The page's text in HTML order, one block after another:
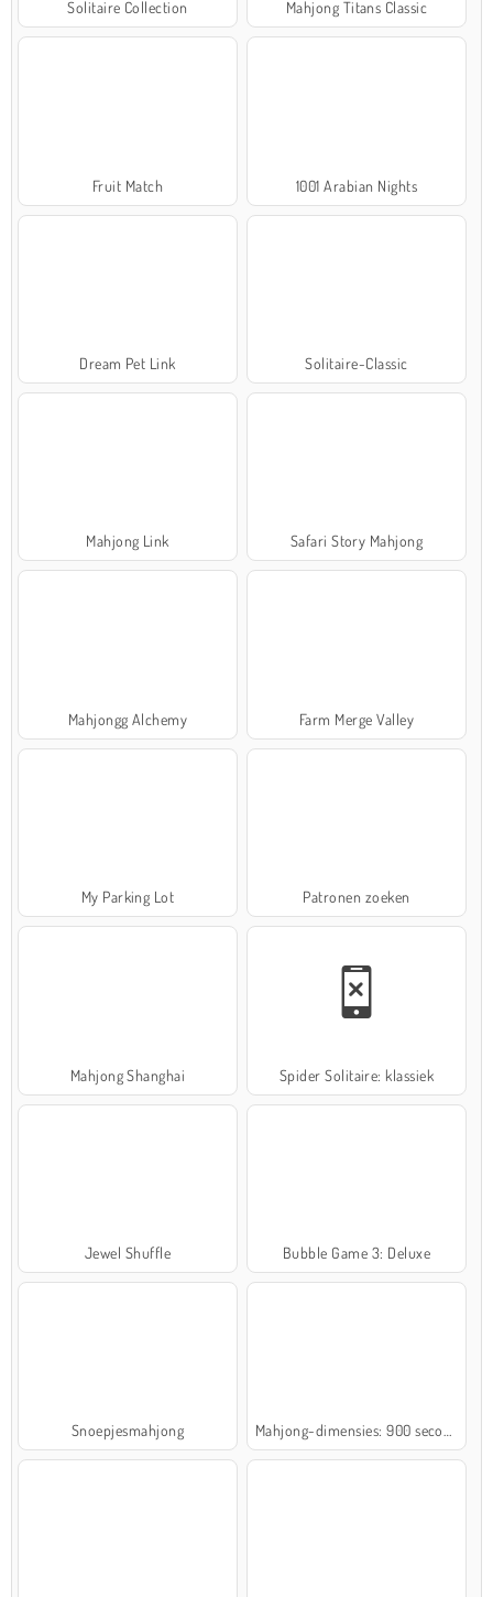
Solitaire Collection Mahjong Titans Classic
Fruit Match 1001 Arabian Nights
Dream Pet Link Solitaire-Classic
Mahjong Link Safari Story Mahjong
Mahjongg Alchemy Farm Merge Valley
My Parking Lot Patronen zoeken
Mahjong Shanghai Spider Solitaire: klassiek
Jewel Shuffle Bubble Game 3: Deluxe
Snoepjesmahjong